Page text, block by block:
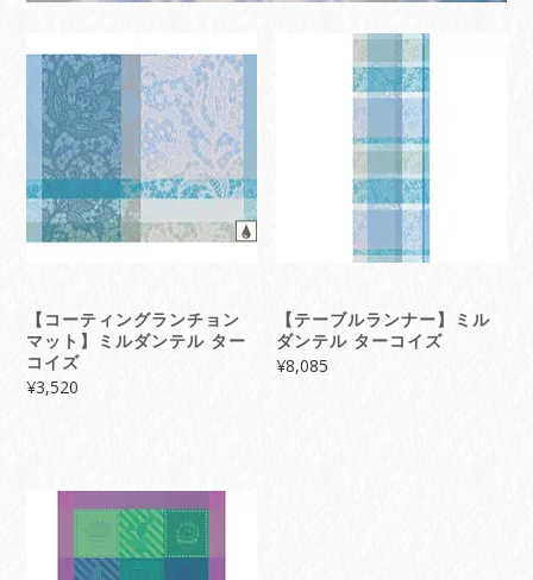
【コーティングランチョン
マット】ミルダンテル ター
コイズ
¥3,520
【テーブルランナー】ミル
ダンテル ターコイズ
¥8,085